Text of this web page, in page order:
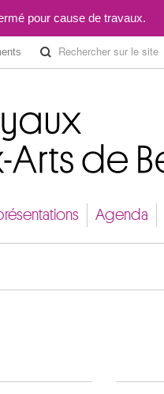
pour cause de travaux.
Agenda